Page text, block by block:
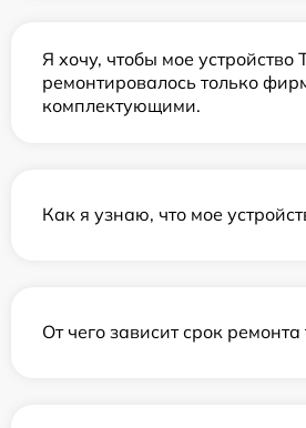
Я хочу, чтобы мое устройство
ремонтировалось только
комплектующими.
Как я узнаю, что мое
От чего зависит срок ремонта